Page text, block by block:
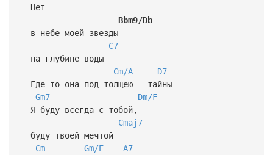
Нет
Bbm9/Db
в небе моей звезды
C7
на глубине воды
Cm/A
D7
Где-то она под толщею тайны
Gm7
Dm/F
Я буду всегда с тобой,
Cmaj7
буду твоей мечтой
Cm
Gm/E
A7